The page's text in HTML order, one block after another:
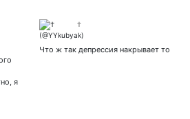
я
†
Что ж так депрессия накрывает то